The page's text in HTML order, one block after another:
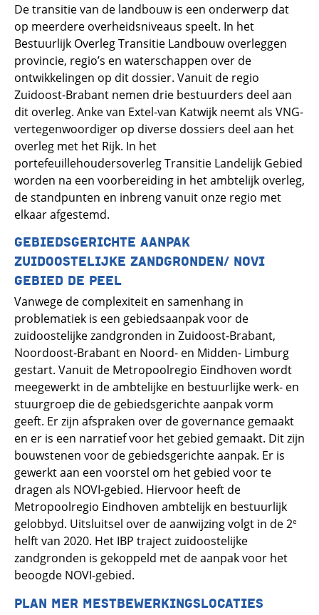
De transitie van de landbouw is een onderwerp dat
op meerdere overheidsniveaus speelt. In het
Bestuurlijk Overleg Transitie Landbouw overleggen
provincie, regio’s en waterschappen over de
ontwikkelingen op dit dossier. Vanuit de regio
Zuidoost-Brabant nemen drie bestuurders deel aan
dit overleg. Anke van Extel-van Katwijk neemt als VNG-
vertegenwoordiger op diverse dossiers deel aan het
overleg met het Rijk. In het
portefeuillehoudersoverleg Transitie Landelijk Gebied
worden na een voorbereiding in het ambtelijk overleg,
de standpunten en inbreng vanuit onze regio met
elkaar afgestemd.
GEBIEDSGERICHTE AANPAK
ZUIDOOSTELIJKE ZANDGRONDEN/ NOVI
GEBIED DE PEEL
Vanwege de complexiteit en samenhang in
problematiek is een gebiedsaanpak voor de
zuidoostelijke zandgronden in Zuidoost-Brabant,
Noordoost-Brabant en Noord- en Midden- Limburg
gestart. Vanuit de Metropoolregio Eindhoven wordt
meegewerkt in de ambtelijke en bestuurlijke werk- en
stuurgroep die de gebiedsgerichte aanpak vorm
geeft. Er zijn afspraken over de governance gemaakt
en er is een narratief voor het gebied gemaakt. Dit zijn
bouwstenen voor de gebiedsgerichte aanpak. Er is
gewerkt aan een voorstel om het gebied voor te
dragen als NOVI-gebied. Hiervoor heeft de
Metropoolregio Eindhoven ambtelijk en bestuurlijk
gelobbyd. Uitsluitsel over de aanwijzing volgt in de 2e
helft van 2020. Het IBP traject zuidoostelijke
zandgronden is gekoppeld met de aanpak voor het
beoogde NOVI-gebied.
PLAN MER MESTBEWERKINGSLOCATIES